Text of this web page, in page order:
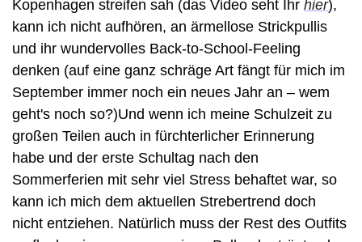
Kopenhagen streifen sah (das Video seht Ihr hier),
kann ich nicht aufhören, an ärmellose Strickpullis
und ihr wundervolles Back-to-School-Feeling
denken (auf eine ganz schräge Art fängt für mich im
September immer noch ein neues Jahr an – wem
geht's noch so?)Und wenn ich meine Schulzeit zu
großen Teilen auch in fürchterlicher Erinnerung
habe und der erste Schultag nach den
Sommerferien mit sehr viel Stress behaftet war, so
kann ich mich dem aktuellen Strebertrend doch
nicht entziehen. Natürlich muss der Rest des Outfits